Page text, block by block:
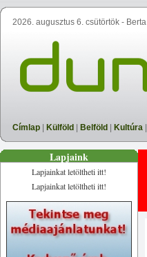
2026. augusztus 6. csütörtök - Berta
Címlap Külföld Belföld Kultúra
Lapjaink
Lapjainkat letöltheti itt!
Lapjainkat letöltheti itt!